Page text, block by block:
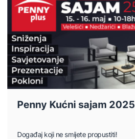
Penny Kućni sajam 2025
Događaj koji ne smijete propustiti!